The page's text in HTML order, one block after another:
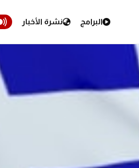
البرامج نشرة الأخبار